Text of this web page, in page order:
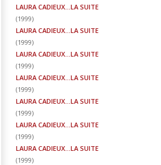
LAURA CADIEUX...LA SUITE
(1999)
LAURA CADIEUX...LA SUITE
(1999)
LAURA CADIEUX...LA SUITE
(1999)
LAURA CADIEUX...LA SUITE
(1999)
LAURA CADIEUX...LA SUITE
(1999)
LAURA CADIEUX...LA SUITE
(1999)
LAURA CADIEUX...LA SUITE
(1999)